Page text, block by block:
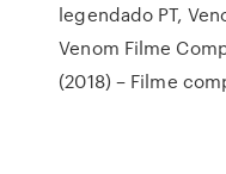
legendado PT,
Venom Filme
(2018) – Filme